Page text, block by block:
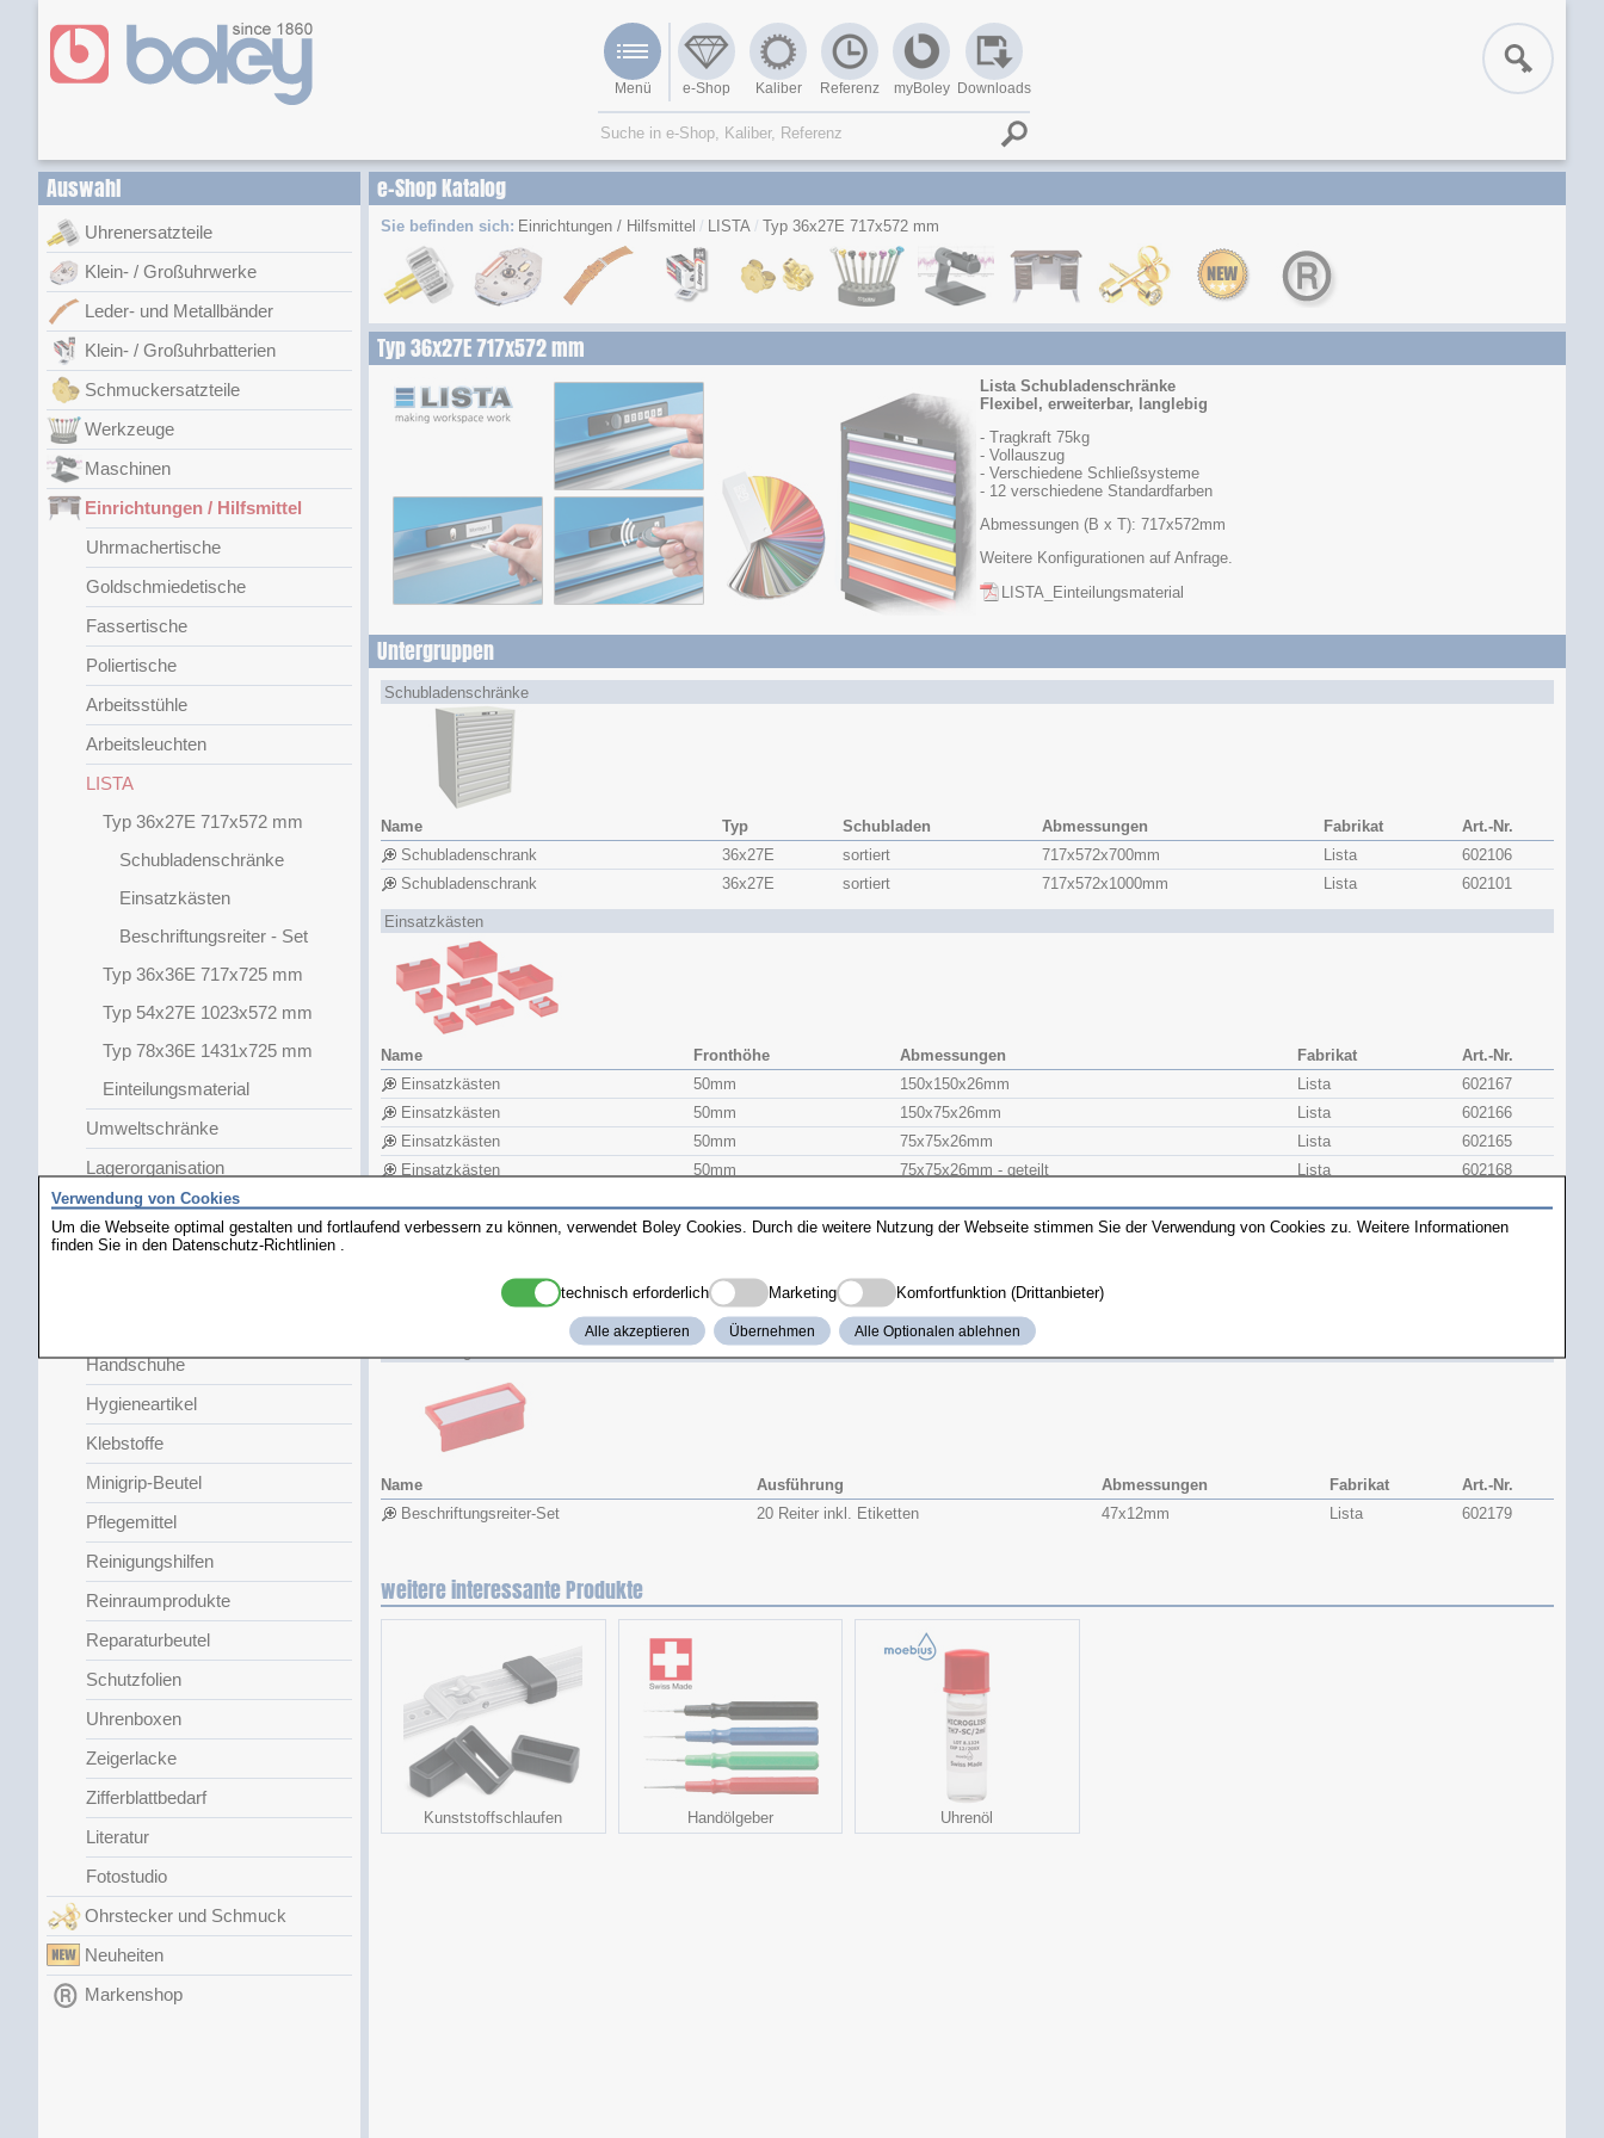
Menü e-Shop Kaliber Referenz myBoley Downloads
Auswahl
Uhrenersatzteile
Klein- / Großuhrwerke
Leder- und Metallbänder
Klein- / Großuhrbatterien
Schmuckersatzteile
Werkzeuge
Maschinen
Einrichtungen / Hilfsmittel
Uhrmachertische
Goldschmiedetische
Fassertische
Poliertische
Arbeitsstühle
Arbeitsleuchten
LISTA
Typ 36x27E 717x572 mm
Schubladenschränke
Einsatzkästen
Beschriftungsreiter - Set
Typ 36x36E 717x725 mm
Typ 54x27E 1023x572 mm
Typ 78x36E 1431x725 mm
Einteilungsmaterial
Umweltschränke
Lagerorganisation
Arbeitsunterlagen
Etiketten
Handschuhe
Hygieneartikel
Klebstoffe
Minigrip-Beutel
Pflegemittel
Reinigungshilfen
Reinraumprodukte
Reparaturbeutel
Schutzfolien
Uhrenboxen
Zeigerlacke
Zifferblattbedarf
Literatur
Fotostudio
Ohrstecker und Schmuck
Neuheiten
Markenshop
e-Shop Katalog
Sie befinden sich: Einrichtungen / Hilfsmittel LISTA Typ 36x27E 717x572 mm
Typ 36x27E 717x572 mm
Lista Schubladenschränke
Flexibel, erweiterbar, langlebig
- Tragkraft 75kg
- Vollauszug
- Verschiedene Schließsysteme
- 12 verschiedene Standardfarben
Abmessungen (B x T): 717x572mm
Weitere Konfigurationen auf Anfrage.
LISTA_Einteilungsmaterial
Untergruppen
Schubladenschränke
Name Typ Schubladen Abmessungen Fabrikat
Art.-Nr.
Schubladenschrank
36x​27E sortiert 717x​572x​700mm Lista
602106
Schubladenschrank
36x​27E sortiert 717x​572x​1000mm Lista 602101
Einsatzkästen
Name Fronthöhe Abmessungen Fabrikat
Art.-Nr.
Einsatzkästen
50mm 150x​150x​26mm Lista
602167
Einsatzkästen
50mm 150x​75x​26mm Lista
602166
Einsatzkästen
50mm 75x​75x​26mm Lista
602165
Einsatzkästen
50mm 75x​75x​26mm - geteilt Lista
602168
Einsatzkästen
75mm 150x​75x​46mm Lista
602161
100mm 150x​150x​71mm
100mm 150x​75x​71mm
Name Ausführung Abmessungen Fabrikat
Art.-Nr.
Beschriftungsreiter-Set
20 Reiter inkl. Etiketten 47x​12mm Lista 602179
weitere interessante Produkte
Kunststoffschlaufen Handölgeber Uhrenöl
Verwendung von Cookies
Um die Webseite optimal gestalten und fortlaufend verbessern zu können, verwendet Boley Cookies. Durch die weitere Nutzung der Webseite stimmen Sie der Verwendung von Cookies zu. Weitere Informationen
finden Sie in den Datenschutz-Richtlinien
technisch erforderlich Marketing Komfortfunktion (Drittanbieter)
Alle akzeptieren Übernehmen Alle Optionalen ablehnen